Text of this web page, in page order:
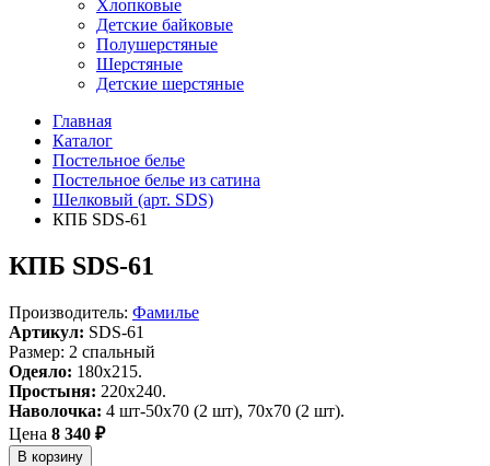
Хлопковые
Детские байковые
Полушерстяные
Шерстяные
Детские шерстяные
Главная
Каталог
Постельное белье
Постельное белье из сатина
Шелковый (арт. SDS)
КПБ SDS-61
КПБ SDS-61
Производитель: Фамилье
Артикул: SDS-61
Размер: 2 спальный
Одеяло: 180х215.
Простыня: 220х240.
Наволочка: 4 шт-50х70 (2 шт), 70х70 (2 шт).
Цена 8 340 ₽
В корзину